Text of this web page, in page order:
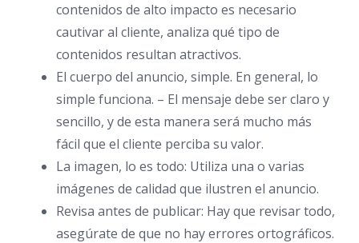
contenidos de alto impacto es necesario
cautivar al cliente, analiza qué tipo de
contenidos resultan atractivos.
El cuerpo del anuncio, simple. En general, lo
simple funciona. – El mensaje debe ser claro y
sencillo, y de esta manera será mucho más
fácil que el cliente perciba su valor.
La imagen, lo es todo: Utiliza una o varias
imágenes de calidad que ilustren el anuncio.
Revisa antes de publicar: Hay que revisar todo,
asegúrate de que no hay errores ortográficos.